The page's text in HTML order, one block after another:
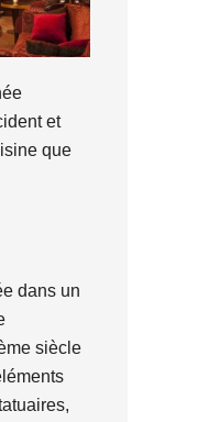
et
que
dans un
siècle